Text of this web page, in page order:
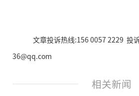
文章投诉热线:156 0057 2229 投
36@qq.com
相关新闻